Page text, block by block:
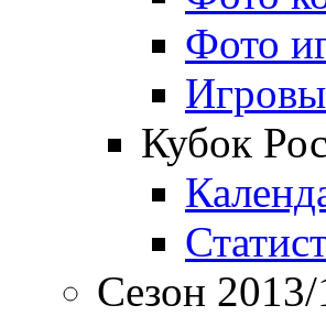
Фото
Кубок
Сезон 2013/